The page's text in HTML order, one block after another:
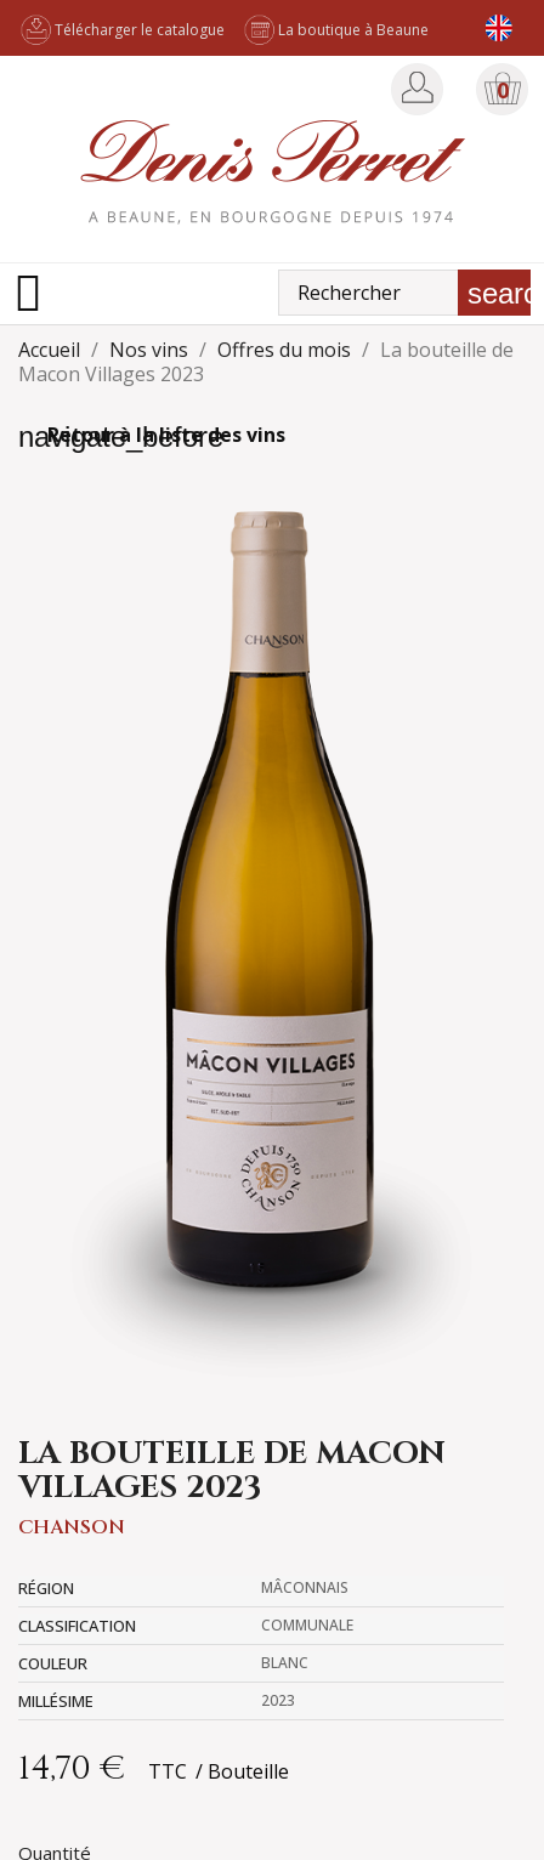
Télécharger le catalogue La boutique à Beaune
0

Accueil Nos vins Offres du mois
La bouteille de
Macon Villages 2023
navigate_before
Retour à la liste des vins
LA BOUTEILLE DE MACON
VILLAGES 2023
CHANSON
RÉGION MÂCONNAIS
CLASSIFICATION COMMUNALE
COULEUR BLANC
MILLÉSIME 2023
14,70 € TTC Bouteille
Quantité